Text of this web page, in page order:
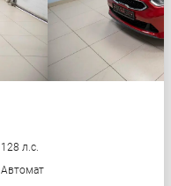
128 л.с.
Автомат